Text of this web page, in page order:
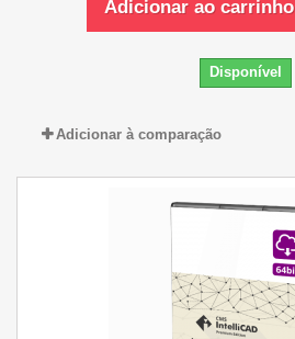
Adicionar ao carrinho
Disponível
Adicionar à comparação